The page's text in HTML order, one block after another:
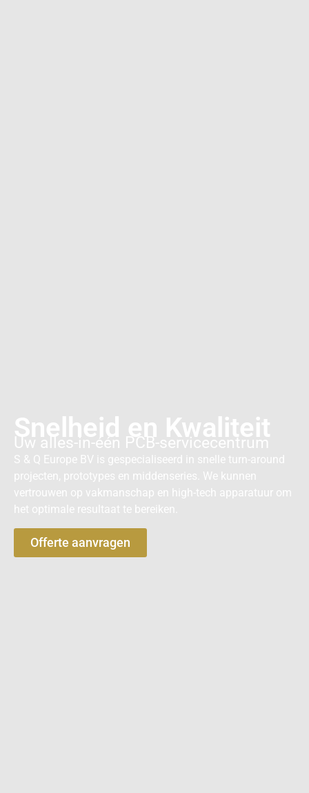
Snelheid en Kwaliteit
Uw alles-in-één PCB-servicecentrum
S & Q Europe BV is gespecialiseerd in snelle turn-around
projecten, prototypes en middenseries. We kunnen
vertrouwen op vakmanschap en high-tech apparatuur om
het optimale resultaat te bereiken.
Offerte aanvragen